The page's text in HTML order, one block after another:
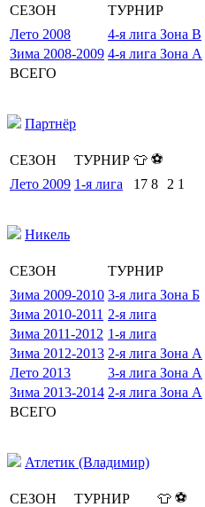
СЕЗОН ТУРНИР
Лето 2008
4-я лига Зона В
Зима 2008-2009 4-я лига Зона А
ВСЕГО
Партнёр
СЕЗОН ТУРНИР 👕 ⚽
Лето 2009 1-я лига 17 8 2 1
Никель
СЕЗОН ТУРНИР
Зима 2009-2010 3-я лига Зона Б
Зима 2010-2011 2-я лига
Зима 2011-2012 1-я лига
Зима 2012-2013 2-я лига Зона А
Лето 2013
3-я лига Зона А
Зима 2013-2014 2-я лига Зона А
ВСЕГО
Атлетик (Владимир)
СЕЗОН ТУРНИР 👕 ⚽